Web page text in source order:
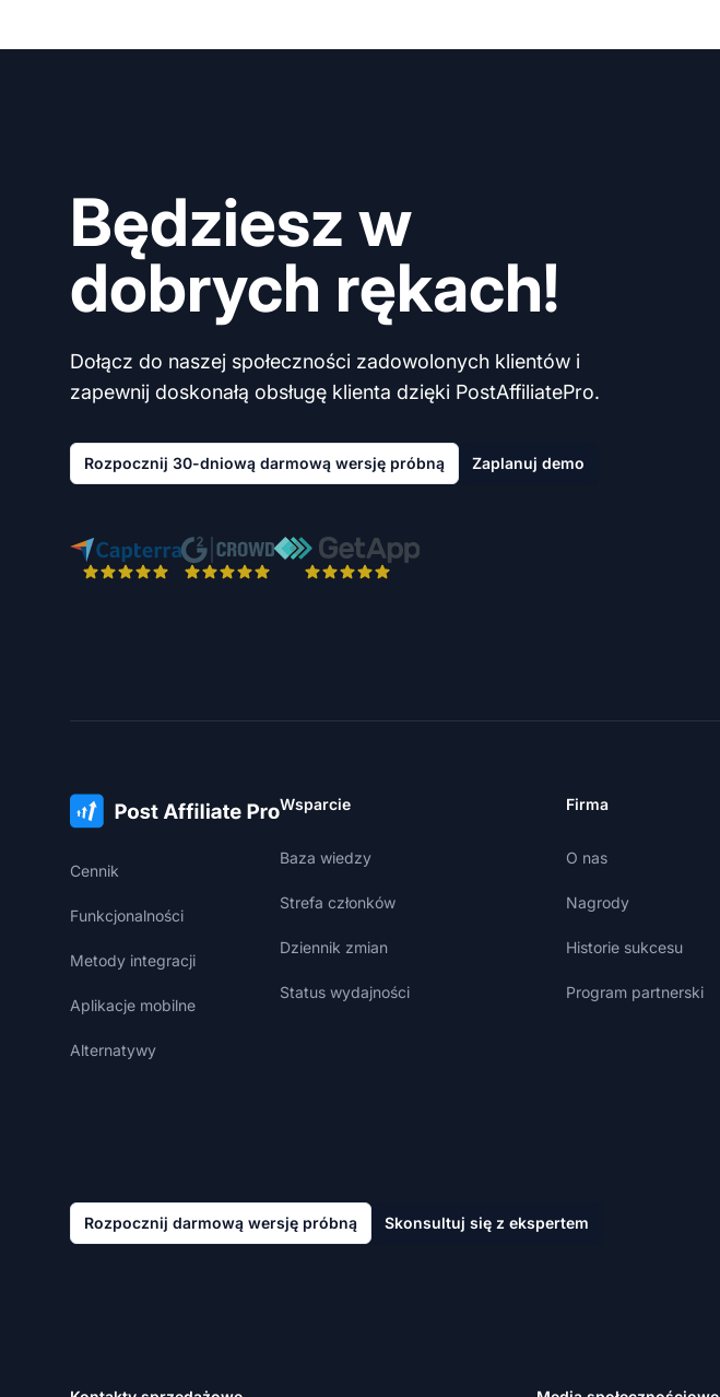
Będziesz w
dobrych rękach!
Dołącz do naszej społeczności zadowolonych klientów i
zapewnij doskonałą obsługę klienta dzięki PostAffiliatePro.
Rozpocznij 30-dniową darmową wersję próbną Zaplanuj demo
Cennik
Funkcjonalności
Metody integracji
Aplikacje mobilne
Alternatywy
Wsparcie
Baza wiedzy
Strefa członków
Dziennik zmian
Status wydajności
Firma
O nas
Nagrody
Historie sukcesu
Program partnerski
Rozpocznij darmową wersję próbną Skonsultuj się z ekspertem